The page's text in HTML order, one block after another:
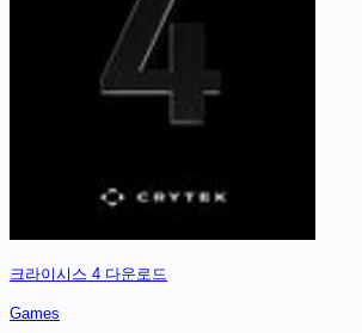
크라이시스 4 다운로드
Games